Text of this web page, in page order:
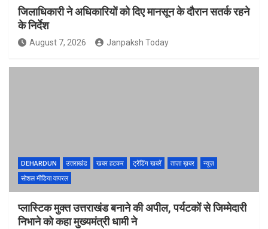
जिलाधिकारी ने अधिकारियों को दिए मानसून के दौरान सतर्क रहने
के निर्देश
August 7, 2026 Janpaksh Today
DEHARDUN उत्तराखंड खबर हटकर ट्रेंडिंग खबरें ताज़ा ख़बर
न्यूज़
सोशल मीडिया वायरल
प्लास्टिक मुक्त उत्तराखंड बनाने की अपील, पर्यटकों से जिम्मेदारी
निभाने को कहा मुख्यमंत्री धामी ने